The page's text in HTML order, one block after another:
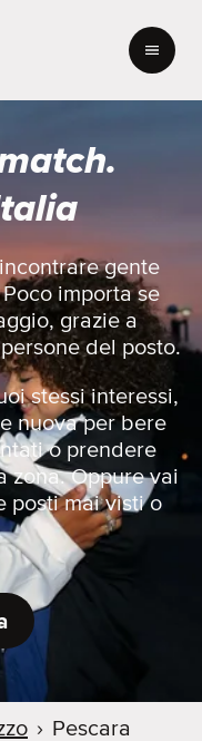
gente
importa se
grazie a
del posto.
stessi interessi,
nuova per bere
o prendere
zona. Oppure vai
posti mai visti o
› Pescara